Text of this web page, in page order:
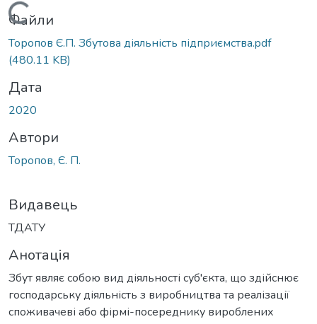
Вантажиться...
Файли
Торопов Є.П. Збутова діяльність підприємства.pdf
(480.11 KB)
Дата
2020
Автори
Торопов, Є. П.
Видавець
ТДАТУ
Анотація
Збут являє собою вид діяльності суб'єкта, що здійснює
господарську діяльність з виробництва та реалізації
споживачеві або фірмі-посереднику вироблених